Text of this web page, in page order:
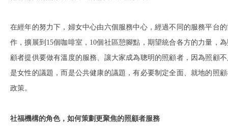
在經年的努力下，婦女中心由六個服務中心，經過不同的服務平台
作，擴展到15個咖啡室，10個社區憩腳點，期望統合各方的力量，
顧者提供要做有溫度的服務、讓大家成為聰明的照顧者，因為照顧
是女性的議題，而是公共健康的議題，有必要制定全面、就地的照
政策。
社福機構的角色，如何策劃更聚焦的照顧者服務